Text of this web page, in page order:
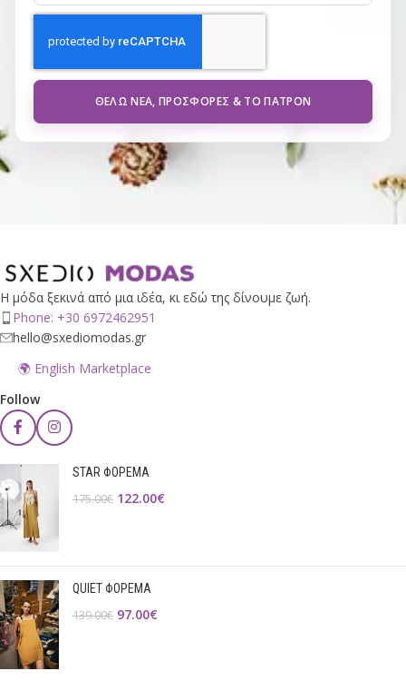
ΘΈΛΩ ΝΈΑ, ΠΡΟΣΦΟΡΈΣ & ΤΟ ΠΑΤΡΌΝ
Η μόδα ξεκινά από μια ιδέα, κι εδώ της δίνουμε ζωή.
Phone: +30 6972462951
hello@sxediomodas.gr
🌍 English Marketplace
Follow
STAR ΦΟΡΕΜΑ
175.00€ 122.00€
QUIET ΦΟΡΕΜΑ
139.00€ 97.00€